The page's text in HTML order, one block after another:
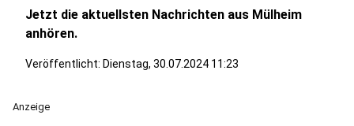
Jetzt die aktuellsten Nachrichten aus Mülheim
anhören.
Veröffentlicht: Dienstag, 30.07.2024 11:23
Anzeige